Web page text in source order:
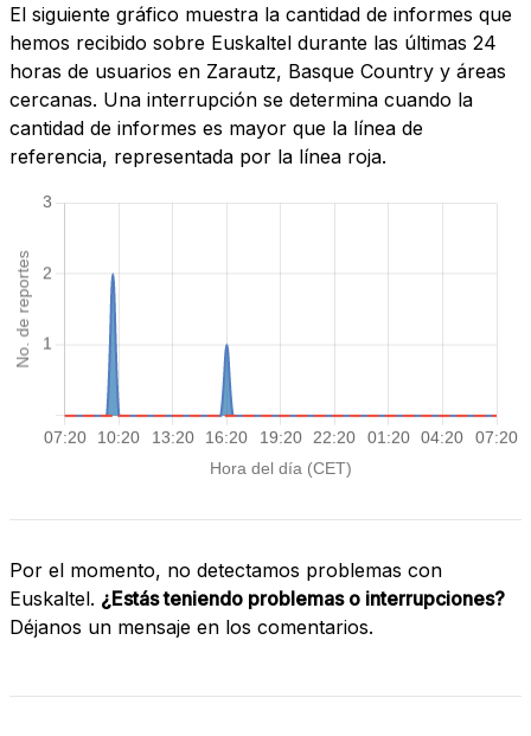
El siguiente gráfico muestra la cantidad de informes que
hemos recibido sobre Euskaltel durante las últimas 24
horas de usuarios en Zarautz, Basque Country y áreas
cercanas. Una interrupción se determina cuando la
cantidad de informes es mayor que la línea de
referencia, representada por la línea roja.
Por el momento, no detectamos problemas con
Euskaltel. ¿Estás teniendo problemas o interrupciones?
Déjanos un mensaje en los comentarios.